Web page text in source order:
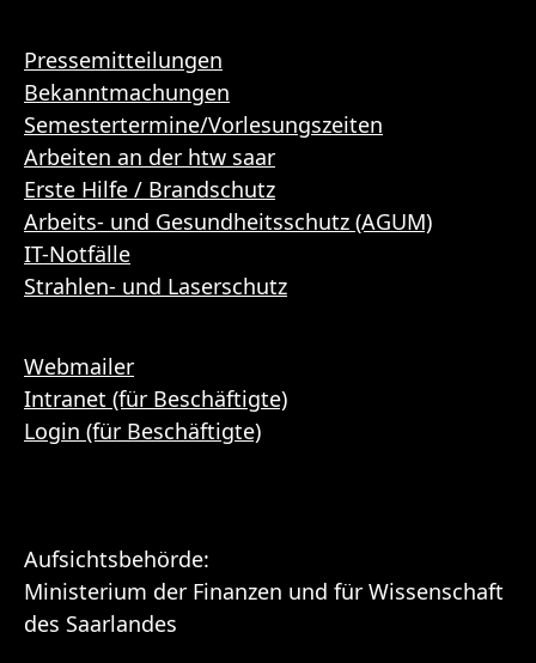
Pressemitteilungen
Bekanntmachungen
Semestertermine/Vorlesungszeiten
Arbeiten an der htw saar
Erste Hilfe / Brandschutz
Arbeits- und Gesundheitsschutz (AGUM)
IT-Notfälle
Strahlen- und Laserschutz
Webmailer
Intranet (für Beschäftigte)
Login (für Beschäftigte)
Aufsichtsbehörde:
Ministerium der Finanzen und für Wissenschaft
des Saarlandes